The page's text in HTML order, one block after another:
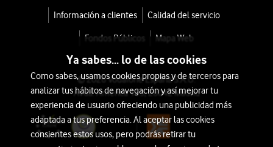
Información a clientes Calidad del servicio
Fondos Públicos Mapa Web
© 2026 Vodafone España S.A.U.
Avda. América 115, 28042 Madrid
Ya sabes... lo de las cookies
Como sabes, usamos cookies propias y de terceros para
analizar tus hábitos de navegación y así mejorar tu
experiencia de usuario ofreciendo una publicidad más
adaptada a tus preferencia. Al aceptar las cookies
consientes estos usos, pero podrás retirar tu